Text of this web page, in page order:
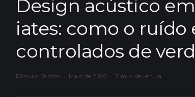
Design acústico
iates: como o ruído
controlados de
Rômulo Santos · Maio de 2026 · 7 min de leitura